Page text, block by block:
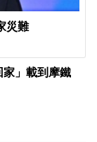
災難
」載到摩鐵